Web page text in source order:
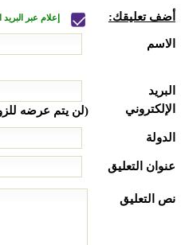
أضف تعليقك: إعلام عبر
الاسم
البريد
الإلكتروني
(لن يتم عرضه
الدولة
عنوان التعليق
نص التعليق